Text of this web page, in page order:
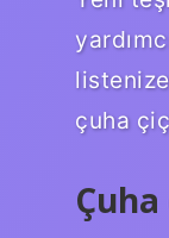
çuha